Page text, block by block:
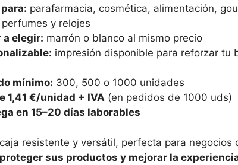
parafarmacia, cosmética, alimentación,
y relojes
a elegir: marrón o blanco al mismo precio
impresión disponible para reforzar tu
mínimo: 300, 500 o 1000 unidades
1,41 €/unidad + IVA (en pedidos de 1000 uds)
en 15–20 días laborables
resistente y versátil, perfecta para negocios
proteger sus productos y mejorar la